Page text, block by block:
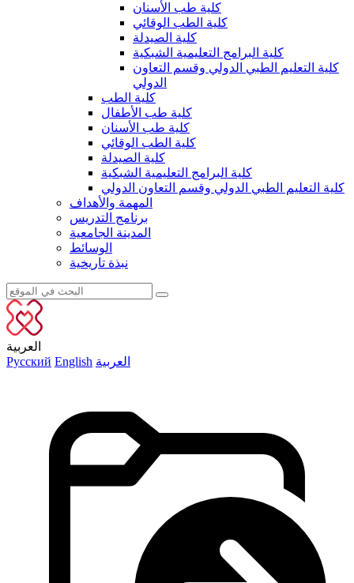
كلية طب الأسنان
كلية الطب الوقائي
كلية الصيدلة
كلية البرامج التعليمية الشبكية
كلية التعليم الطبي الدولي وقسم التعاون
الدولي
كلية الطب
كلية طب الأطفال
كلية طب الأسنان
كلية الطب الوقائي
كلية الصيدلة
كلية البرامج التعليمية الشبكية
كلية التعليم الطبي الدولي وقسم التعاون الدولي
المهمة والأهداف
برنامج التدريس
المدينة الجامعية
الوسائط
نبذة تاريخية
العربية
Русский English العربية